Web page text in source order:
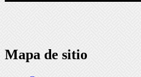
Mapa de sitio